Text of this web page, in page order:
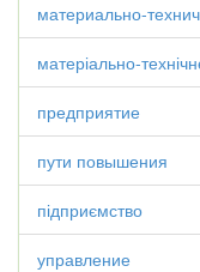
материально-
матеріально-
предприятие
пути повышения
підприємство
управление